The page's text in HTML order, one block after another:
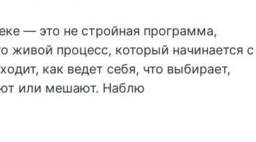
— это не стройная программа,
живой процесс, который начинается с
как ведет себя, что выбирает,
или мешают. Наблю